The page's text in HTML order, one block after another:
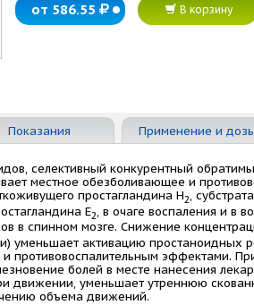
от 586.55 В корзину
Показания Применение и
селективный конкурентный
местное обезболивающее и
простагландина Н2,
Е2, в очаге воспаления и в
в спинном мозге. Снижение
уменьшает активацию простаноидных
и противовоспалительным эффектами.
болей в месте нанесения
движении, уменьшает утреннюю
объема движений.